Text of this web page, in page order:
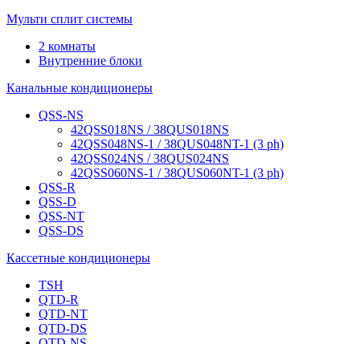
Мульти сплит системы
2 комнаты
Внутренние блоки
Канальные кондиционеры
QSS-NS
42QSS018NS / 38QUS018NS
42QSS048NS-1 / 38QUS048NT-1 (3 ph)
42QSS024NS / 38QUS024NS
42QSS060NS-1 / 38QUS060NT-1 (3 ph)
QSS-R
QSS-D
QSS-NT
QSS-DS
Кассетные кондиционеры
TSH
QTD-R
QTD-NT
QTD-DS